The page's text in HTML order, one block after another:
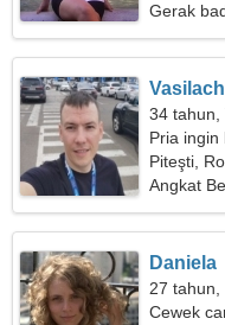
Gerak
34 tahun,
Pria ingin
Piteşti,
Angkat
Daniela
27 tahun,
Cewek